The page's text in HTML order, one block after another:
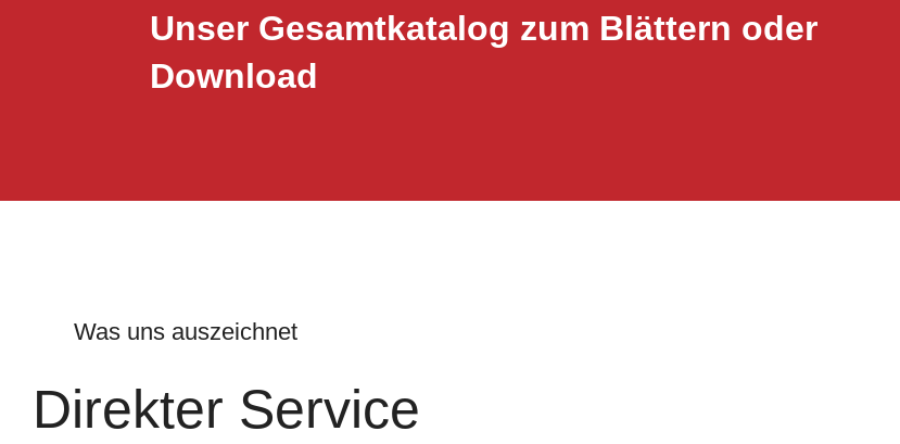
Unser Gesamtkatalog zum Blättern oder
Download
Was uns auszeichnet
Direkter Service